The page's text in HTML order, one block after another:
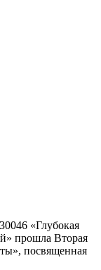
«Глубокая
прошла Вторая
посвященная